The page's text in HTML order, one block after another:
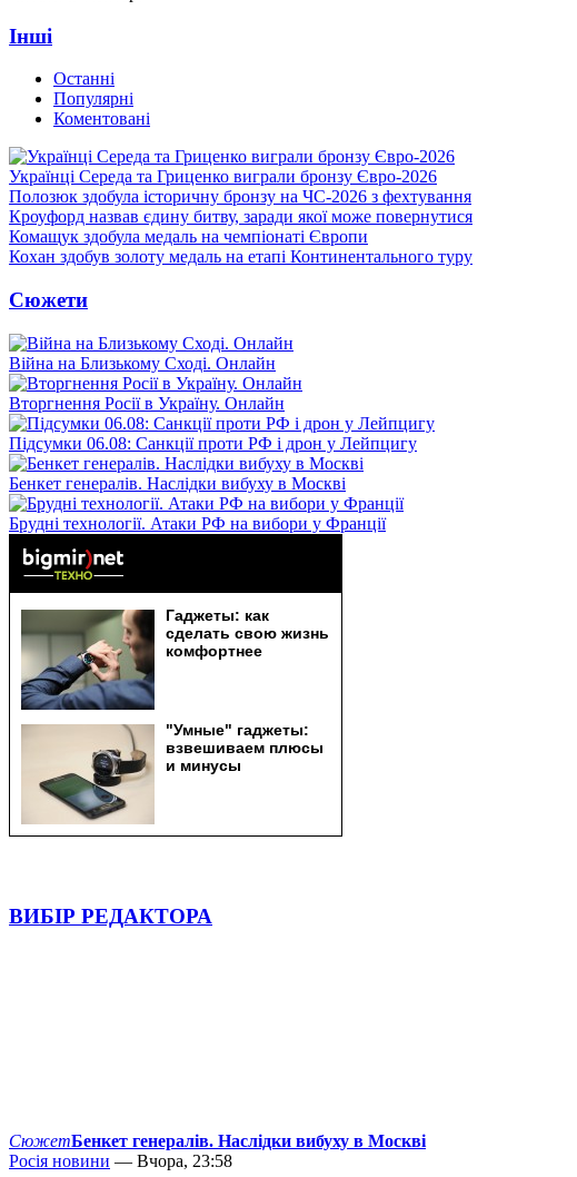
Інші
Останні
Популярні
Коментовані
Українці Середа та Гриценко виграли бронзу Євро-2026
Полозюк здобула історичну бронзу на ЧС-2026 з фехтування
Кроуфорд назвав єдину битву, заради якої може повернутися
Комащук здобула медаль на чемпіонаті Європи
Кохан здобув золоту медаль на етапі Континентального туру
Сюжети
Війна на Близькому Сході. Онлайн
Вторгнення Росії в Україну. Онлайн
Підсумки 06.08: Санкції проти РФ і дрон у Лейпцигу
Бенкет генералів. Наслідки вибуху в Москві
Брудні технології. Атаки РФ на вибори у Франції
ВИБІР РЕДАКТОРА
СюжетБенкет генералів. Наслідки вибуху в Москві
Росія новини — Вчора, 23:58